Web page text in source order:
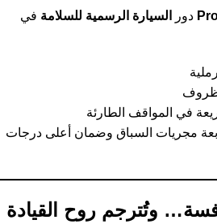
دور السيارة الرسمية للسلامة في
في المواقف الطارئة
مجريات السباق وضمان أعلى درجات
وتُترجم روح القيادة